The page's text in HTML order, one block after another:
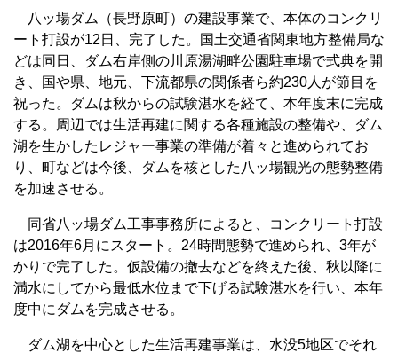
八ッ場ダム（長野原町）の建設事業で、本体のコンクリ
ート打設が12日、完了した。国土交通省関東地方整備局な
どは同日、ダム右岸側の川原湯湖畔公園駐車場で式典を開
き、国や県、地元、下流都県の関係者ら約230人が節目を
祝った。ダムは秋からの試験湛水を経て、本年度末に完成
する。周辺では生活再建に関する各種施設の整備や、ダム
湖を生かしたレジャー事業の準備が着々と進められてお
り、町などは今後、ダムを核とした八ッ場観光の態勢整備
を加速させる。
同省八ッ場ダム工事事務所によると、コンクリート打設
は2016年6月にスタート。24時間態勢で進められ、3年が
かりで完了した。仮設備の撤去などを終えた後、秋以降に
満水にしてから最低水位まで下げる試験湛水を行い、本年
度中にダムを完成させる。
ダム湖を中心とした生活再建事業は、水没5地区でそれ